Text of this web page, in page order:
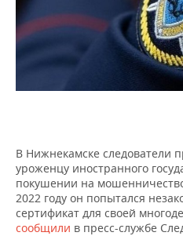
НЕФТЕХИМИЯ
НЕФТЬ
РОЗНИЧНАЯ ТОРГОВЛЯ
ТРАНСПОРТ
НОВОСТИ ТЕХНОЛОГИЙ
МЕРОПРИЯТИЯ
НОВОСТИ МЕРОПРИЯТИЙ
ONLINE-КОНФЕРЕНЦИИ
ОТКРЫТАЯ ЛЕКЦИЯ
СПОРТ
ХОККЕЙ
БАСКЕТБОЛ
ВЛАСТЬ
ИНФРАСТРУКТУРА
СЮЖЕТЫ
СПРАВОЧНИК
В Нижнекамске следователи
уроженцу иностранного
покушении на
2022 году он попытался
сертификат для своей
сообщили в пресс-службе